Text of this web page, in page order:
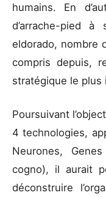
humains. En
d’arrache-pied à
eldorado, nombre
compris depuis,
stratégique le
Poursuivant
4 technologies,
Neurones,
cogno), il aurait
déconstruire